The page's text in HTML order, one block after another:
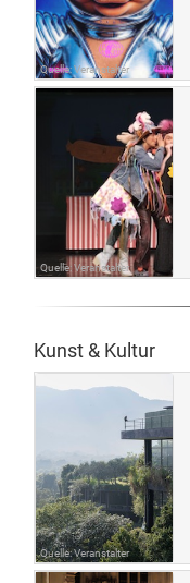
Quelle: Veranstalter
Quelle: Veranstalter
Kunst & Kultur
Quelle: Veranstalter